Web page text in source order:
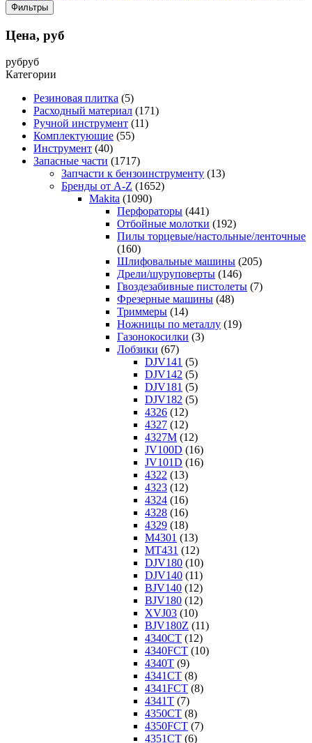
Фильтры
Цена, руб
рубруб
Категории
Резиновая плитка (5)
Расходный материал (171)
Ручной инструмент (11)
Комплектующие (55)
Инструмент (40)
Запасные части (1717)
Запчасти к бензоинструменту (13)
Бренды от A-Z (1652)
Makita (1090)
Перфораторы (441)
Отбойные молотки (192)
Пилы торцевые/настольные/ленточные
(160)
Шлифовальные машины (205)
Дрели/шуруповерты (146)
Гвоздезабивные пистолеты (7)
Фрезерные машины (48)
Триммеры (14)
Ножницы по металлу (19)
Газонокосилки (3)
Лобзики (67)
DJV141 (5)
DJV142 (5)
DJV181 (5)
DJV182 (5)
4326 (12)
4327 (12)
4327M (12)
JV100D (16)
JV101D (16)
4322 (13)
4323 (12)
4324 (16)
4328 (16)
4329 (18)
M4301 (13)
MT431 (12)
DJV180 (10)
DJV140 (11)
BJV140 (12)
BJV180 (12)
XVJ03 (10)
BJV180Z (11)
4340CT (12)
4340FCT (10)
4340T (9)
4341CT (8)
4341FCT (8)
4341T (7)
4350CT (8)
4350FCT (7)
4351CT (6)